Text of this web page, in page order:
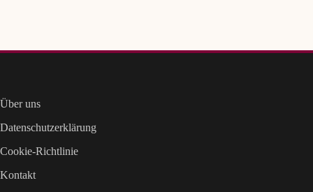
Über uns
Datenschutzerklärung
Cookie-Richtlinie
Kontakt